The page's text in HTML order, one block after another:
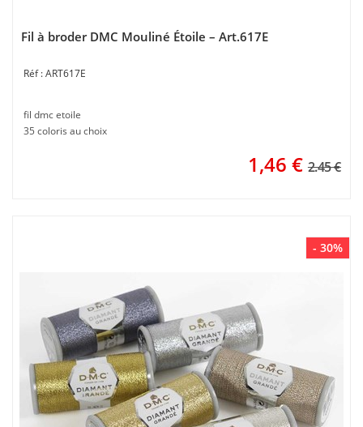
Fil à broder DMC Mouliné Étoile – Art.617E
ART617E
fil dmc etoile
35 coloris au choix
1,46 € 2.45 €
- 30%